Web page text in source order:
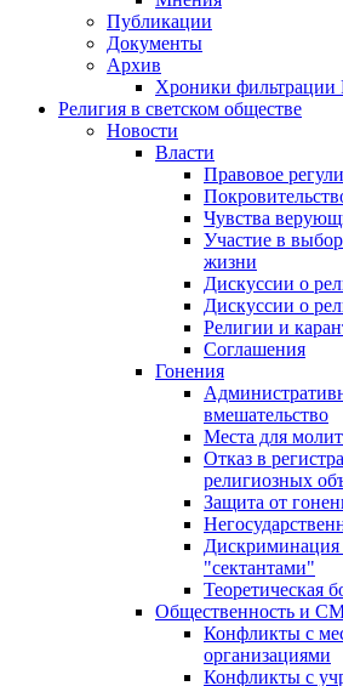
Публикации
Документы
Архив
Хроники фильтрации
Религия в светском обществе
Новости
Власти
Правовое
Чувства
Участие в
жизни
Дискуссии о
Дискуссии о
Религии и
Соглашения
Гонения
вмешательство
Места для
Отказ в
религиозных
Защита от
Дискриминация
"сектантами"
Теоретическая
Общественность и
Конфликты с
организациями
Конфликты с